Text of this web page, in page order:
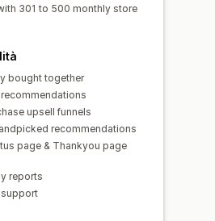
301 to 500 monthly store
bought together
upsell funnels
recommendations
page & Thankyou page
reports